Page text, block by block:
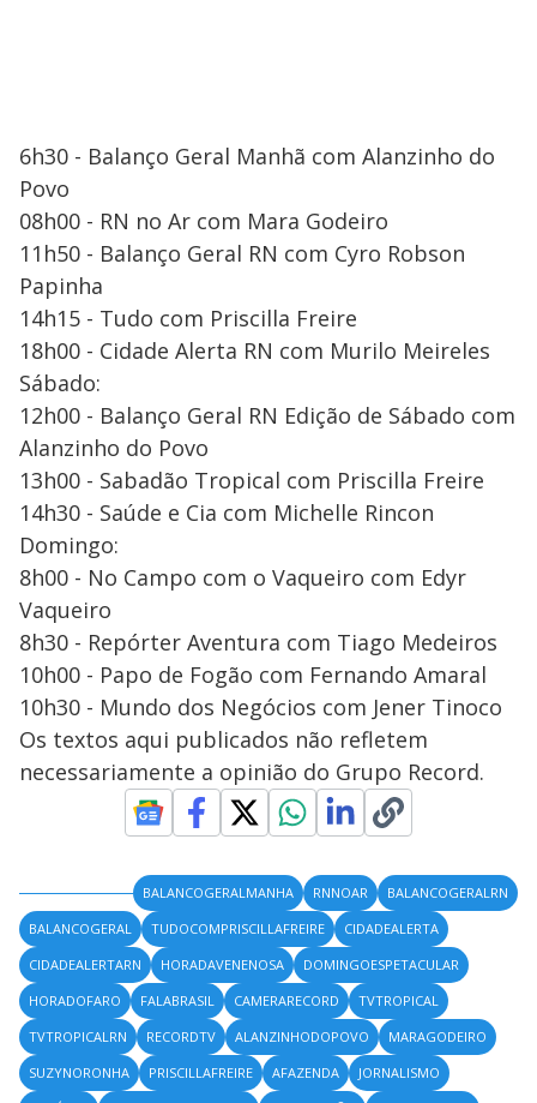
6h30 - Balanço Geral Manhã com Alanzinho do
Povo
08h00 - RN no Ar com Mara Godeiro
11h50 - Balanço Geral RN com Cyro Robson
Papinha
14h15 - Tudo com Priscilla Freire
18h00 - Cidade Alerta RN com Murilo Meireles
Sábado:
12h00 - Balanço Geral RN Edição de Sábado com
Alanzinho do Povo
13h00 - Sabadão Tropical com Priscilla Freire
14h30 - Saúde e Cia com Michelle Rincon
Domingo:
8h00 - No Campo com o Vaqueiro com Edyr
Vaqueiro
8h30 - Repórter Aventura com Tiago Medeiros
10h00 - Papo de Fogão com Fernando Amaral
10h30 - Mundo dos Negócios com Jener Tinoco
Os textos aqui publicados não refletem
necessariamente a opinião do Grupo Record.
BALANCOGERALMANHA RNNOAR
BALANCOGERALRN
BALANCOGERAL
TUDOCOMPRISCILLAFREIRE
CIDADEALERTA
CIDADEALERTARN
HORADAVENENOSA
DOMINGOESPETACULAR
HORADOFARO
FALABRASIL CAMERARECORD
TVTROPICAL
TVTROPICALRN
RECORDTV ALANZINHODOPOVO
MARAGODEIRO
SUZYNORONHA
PRISCILLAFREIRE AFAZENDA
JORNALISMO